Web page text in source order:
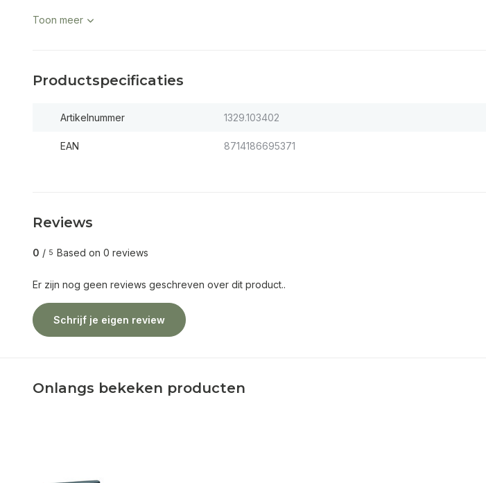
Toon meer
Productspecificaties
Artikelnummer 1329.103402
EAN 8714186695371
Reviews
0 / 5 Based on 0 reviews
Er zijn nog geen reviews geschreven over dit product..
Schrijf je eigen review
Onlangs bekeken producten